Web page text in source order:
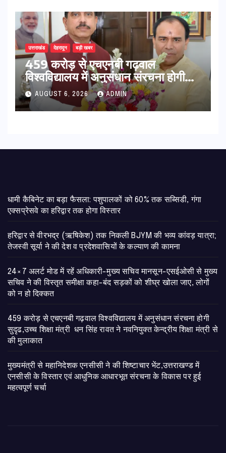
उत्तराखंड देहरादून बड़ी खबर
459 करोड़ से एचएनबी गढ़वाल
विश्वविद्यालय में अनुसंधान संरचना होगी
सुदृढ,उच्च शिक्षा मंत्री धन सिंह रावत ने
नवनियुक्त केन्द्रीय शिक्षा मंत्री से की
मुलाकात
AUGUST 6, 2026 ADMIN
​धामी कैबिनेट का बड़ा फैसला: पशुपालकों को 60% तक सब्सिडी, गंगा
एक्सप्रेसवे का हरिद्वार तक होगा विस्तार
​हरिद्वार से वीरभद्र (ऋषिकेश) तक निकली BJYM की भव्य कांवड़ यात्रा;
तेजस्वी सूर्या ने की देश व प्रदेशवासियों के कल्याण की कामना
24×7 अलर्ट मोड में रहें अधिकारी-मुख्य सचिव मानसून-एसईओसी से मुख्य
सचिव ने की विस्तृत समीक्षा कहा-बंद सड़कों को शीघ्र खोला जाए, लोगों
को न हो दिक्कत
459 करोड़ से एचएनबी गढ़वाल विश्वविद्यालय में अनुसंधान संरचना होगी
सुदृढ,उच्च शिक्षा मंत्री धन सिंह रावत ने नवनियुक्त केन्द्रीय शिक्षा मंत्री से
की मुलाकात
मुख्यमंत्री से महानिदेशक एनसीसी ने की शिष्टाचार भेंट,उत्तराखण्ड में
एनसीसी के विस्तार एवं आधुनिक आधारभूत संरचना के विकास पर हुई
महत्वपूर्ण चर्चा